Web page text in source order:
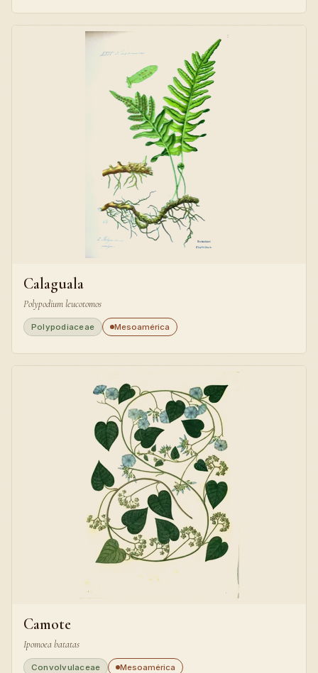
Calaguala
Polypodium leucotomos
Polypodiaceae Mesoamérica
Camote
Ipomoea batatas
Convolvulaceae Mesoamérica